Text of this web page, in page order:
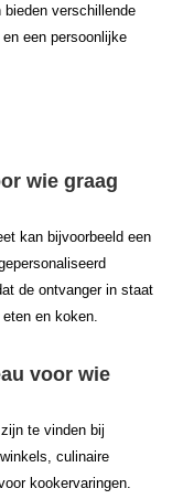
bieden verschillende
een persoonlijke
wie graag
kan bijvoorbeeld een
de ontvanger in staat
en koken.
voor wie
te vinden bij
culinaire
kookervaringen.